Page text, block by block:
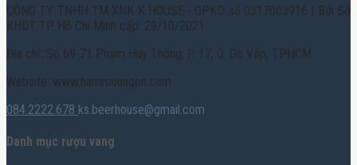
CÔNG TY TNHH TM XNK K HOUSE - GPKD số 0317003916 | Bởi Sở
KHĐT TP. Hồ Chí Minh cấp: 29/10/2021
Địa chỉ: Số 69-71 Phạm Huy Thông, P. 17, Q. Gò Vấp, TPHCM
Website: www.hamruoungon.com
084.2222.678 ks.beerhouse@gmail.com
Danh mục rượu vang